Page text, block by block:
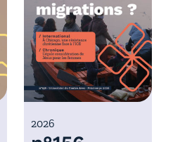
2026